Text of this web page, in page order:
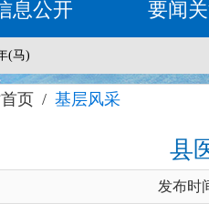
息公开 要闻
(马)
页 / 基层风采
县
发布时